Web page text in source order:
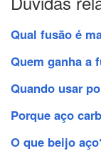
Qual fusão é
Quem ganha a
Quando usar
Porque aço
O que beijo